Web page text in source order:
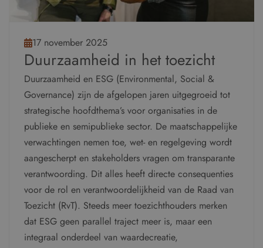
17 november 2025
Duurzaamheid in het toezicht
Duurzaamheid en ESG (Environmental, Social &
Governance) zijn de afgelopen jaren uitgegroeid tot
strategische hoofdthema’s voor organisaties in de
publieke en semipublieke sector. De maatschappelijke
verwachtingen nemen toe, wet- en regelgeving wordt
aangescherpt en stakeholders vragen om transparante
verantwoording. Dit alles heeft directe consequenties
voor de rol en verantwoordelijkheid van de Raad van
Toezicht (RvT). Steeds meer toezichthouders merken
dat ESG geen parallel traject meer is, maar een
integraal onderdeel van waardecreatie,